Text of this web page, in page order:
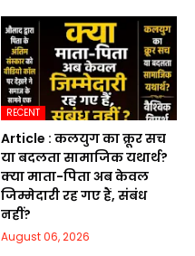
RECENT
Article : कलयुग का क्रूर सच
या बदलता सामाजिक यथार्थ?
क्या माता-पिता अब केवल
जिम्मेदारी रह गए हैं, संबंध
नहीं?
August 06, 2026